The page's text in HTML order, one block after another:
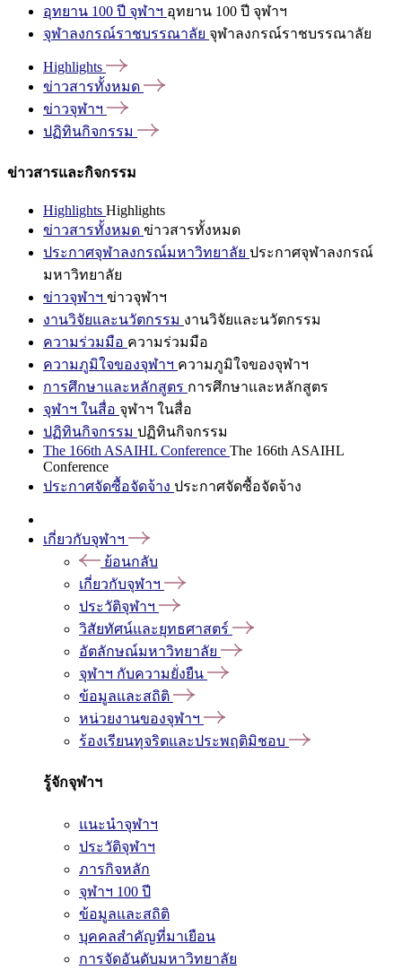
อุทยาน 100 ปี จุฬาฯ อุทยาน 100 ปี จุฬาฯ
จุฬาลงกรณ์ราชบรรณาลัย จุฬาลงกรณ์ราชบรรณาลัย
Highlights
ข่าวสารทั้งหมด
ข่าวจุฬาฯ
ปฏิทินกิจกรรม
ข่าวสารและกิจกรรม
Highlights Highlights
ข่าวสารทั้งหมด ข่าวสารทั้งหมด
ประกาศจุฬาลงกรณ์มหาวิทยาลัย ประกาศจุฬาลงกรณ์
มหาวิทยาลัย
ข่าวจุฬาฯ ข่าวจุฬาฯ
งานวิจัยและนวัตกรรม งานวิจัยและนวัตกรรม
ความร่วมมือ ความร่วมมือ
ความภูมิใจของจุฬาฯ ความภูมิใจของจุฬาฯ
การศึกษาและหลักสูตร การศึกษาและหลักสูตร
จุฬาฯ ในสื่อ จุฬาฯ ในสื่อ
ปฏิทินกิจกรรม ปฏิทินกิจกรรม
The 166th ASAIHL Conference The 166th ASAIHL
Conference
ประกาศจัดซื้อจัดจ้าง ประกาศจัดซื้อจัดจ้าง
เกี่ยวกับจุฬาฯ
ย้อนกลับ
เกี่ยวกับจุฬาฯ
ประวัติจุฬาฯ
วิสัยทัศน์และยุทธศาสตร์
อัตลักษณ์มหาวิทยาลัย
จุฬาฯ กับความยั่งยืน
ข้อมูลและสถิติ
หน่วยงานของจุฬาฯ
ร้องเรียนทุจริตและประพฤติมิชอบ
รู้จักจุฬาฯ
แนะนำจุฬาฯ
ประวัติจุฬาฯ
ภารกิจหลัก
จุฬาฯ 100 ปี
ข้อมูลและสถิติ
บุคคลสำคัญที่มาเยือน
การจัดอันดับมหาวิทยาลัย